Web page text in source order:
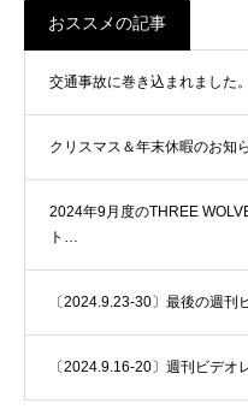
おススメの記事
交通事故に巻き込まれました。
クリスマス＆年末休暇のお知
2024年9月度のTHREE
ト…
〔2024.9.23-30〕最後の週刊
〔2024.9.16-20〕週刊ビデオ